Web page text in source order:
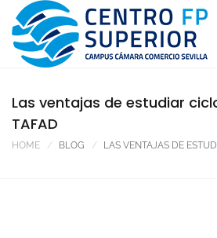
Las ventajas de estudiar
TAFAD
HOME BLOG LAS VENTAJAS DE